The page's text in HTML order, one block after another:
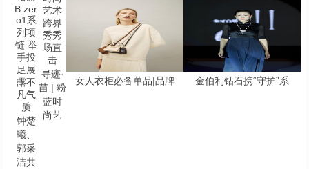
钟楚
曦、
郭采
洁共
寻迹·
苗 | 粉
蓝时
尚艺
女人衣柜必备单品|品牌 金伯利钻石携“守护”系